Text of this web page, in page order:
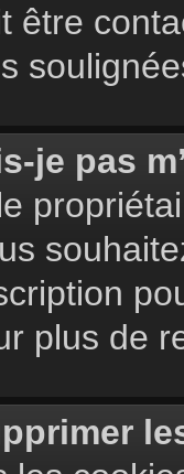
être
je pas
plus de